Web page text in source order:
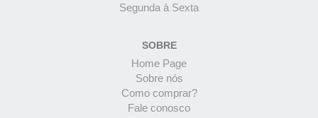
Segunda à Sexta
SOBRE
Home Page
Sobre nós
Como comprar?
Fale conosco